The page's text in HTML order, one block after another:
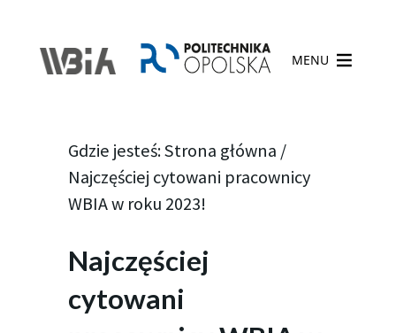
MENU
Gdzie jesteś:Strona główna /
Najczęściej cytowani pracownicy
WBIA w roku 2023!
Najczęściej
cytowani